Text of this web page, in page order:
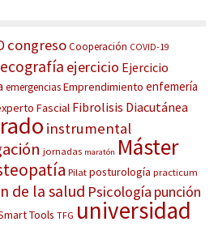
congresoCooperación COVID-19
ecografía ejercicio Ejercicio
emergenciasEmprendimiento enfemería
Fascial Fibrolisis Diacutánea
instrumental
jornadas maratón Máster
Pilat posturología practicum
de la salud Psicología punción
Tools TFG universidad